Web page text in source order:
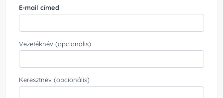
E-mail címed
Vezetéknév (opcionális)
Keresztnév (opcionális)